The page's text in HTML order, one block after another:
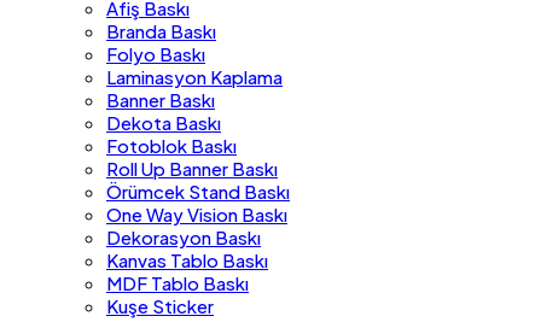
Afiş Baskı
Branda Baskı
Folyo Baskı
Laminasyon Kaplama
Banner Baskı
Dekota Baskı
Fotoblok Baskı
Roll Up Banner Baskı
Örümcek Stand Baskı
One Way Vision Baskı
Dekorasyon Baskı
Kanvas Tablo Baskı
MDF Tablo Baskı
Kuşe Sticker